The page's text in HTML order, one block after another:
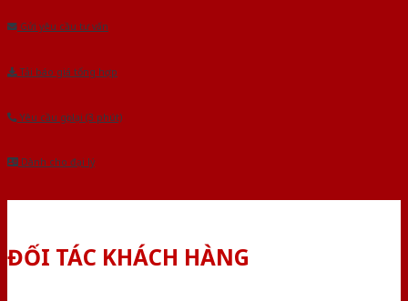
Gửi yêu cầu tư vấn
Tải báo giá tổng hợp
Yêu cầu gọi lại (3 phút)
Dành cho đại lý
ĐỐI TÁC KHÁCH HÀNG